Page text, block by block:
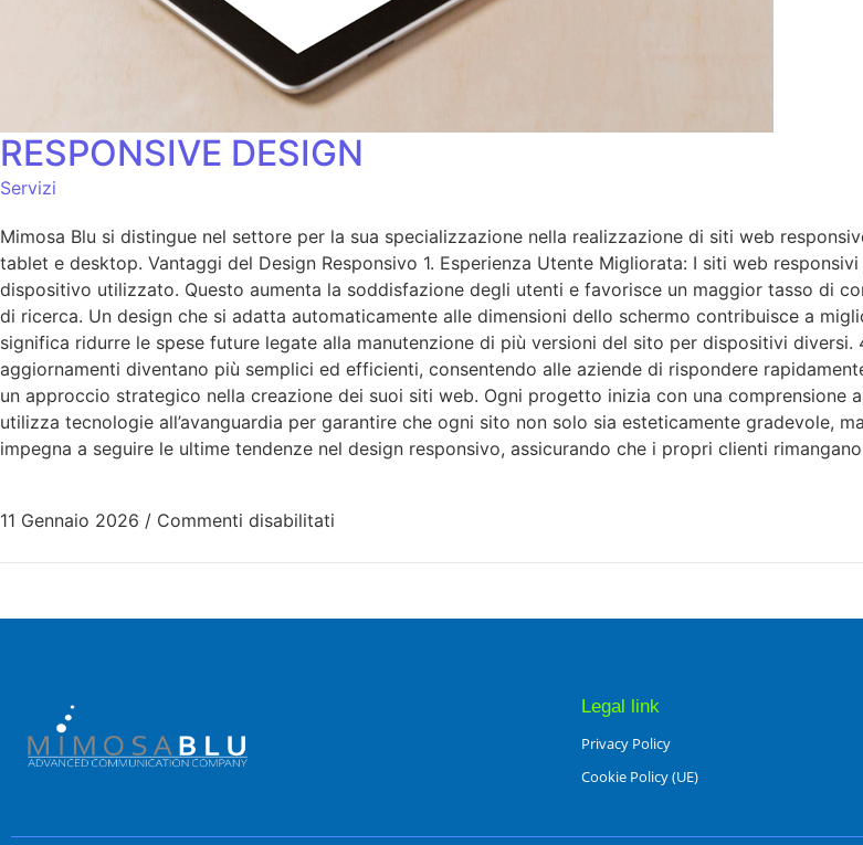
RESPONSIVE DESIGN
Servizi
Mimosa Blu si distingue nel settore per la sua specializzazione nella realizzazione di siti web
tablet e desktop. Vantaggi del Design Responsivo 1. Esperienza Utente Migliorata: I siti web
dispositivo utilizzato. Questo aumenta la soddisfazione degli utenti e favorisce un maggior tasso di
di ricerca. Un design che si adatta automaticamente alle dimensioni dello schermo contribuisce a
significa ridurre le spese future legate alla manutenzione di più versioni del sito per dispositivi
aggiornamenti diventano più semplici ed efficienti, consentendo alle aziende di rispondere
un approccio strategico nella creazione dei suoi siti web. Ogni progetto inizia con una
utilizza tecnologie all’avanguardia per garantire che ogni sito non solo sia esteticamente gradevole,
impegna a seguire le ultime tendenze nel design responsivo, assicurando che i propri clienti
11 Gennaio 2026 / Commenti disabilitati
Legal link
Privacy Policy
Cookie Policy (UE)